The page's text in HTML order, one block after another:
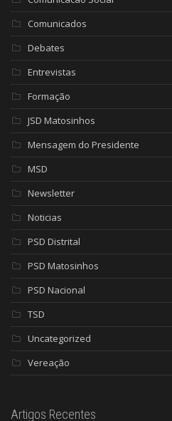
Comunicados
Debates
Entrevistas
Formação
JSD Matosinhos
Mensagem do Presidente
MSD
Newsletter
Noticias
PSD Distrital
PSD Matosinhos
PSD Nacional
TSD
Uncategorized
Vereação
Artigos Recentes